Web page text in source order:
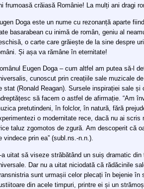
frumoasă crăiasă Românie! La mulți ani dragi
Doga este un nume cu rezonanță aparte
basarabean cu inimă de român, geniu al
o carte care grăiește de la sine despre
Și așa va rămâne în eternitate!
Eugen Doga – cum altfel am putea să-l
cunoscut prin creațiile sale muzicale
stat (Ronald Reagan). Sursele inspirației sale
să facem o astfel de afirmație. “Am
pretutindeni, în folclor, în natură, fără
o modernitate rece, dacă nu ai
taluz zgomotos de zgură. Am descoperit că
vindece prin ea” (subl.ns.-n.n.).
a uitat să viseze străbătând un suiș dramatic
Dar nu a uitat niciodată că rădăcinile
sunt urmașii celor plecați în bejenie
din acele timpuri, printre ei și un